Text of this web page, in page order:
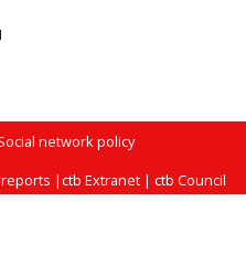
network policy
|ctb Extranet |ctb Council